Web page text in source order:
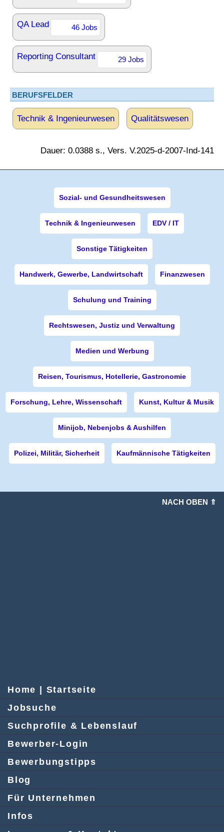
QA Lead 46 Jobs
Reporting Consultant 29 Jobs
BERUFSFELDER
Technik & Ingenieurwesen Qualitätswesen
Dauer: 0.0388 s., Vers. V.2025-d-2007-Ind-141
Sozial- und Gesundheitswesen
Technik & Ingenieurwesen EDV / IT
Sonstige Tätigkeiten
Handwerk, Gewerbe, Landwirtschaft Finanzwesen
Schulung und Training
Rechtswesen, Justiz und Verwaltung
Medien und Werbung
Reisen, Tourismus, Hotellerie, Gastronomie
Forschung, Lehre, Wissenschaft Kunst, Kultur & Musik
Minijob, Nebenjobs & Aushilfen
Polizei, Militär, Sicherheit Kaufmännische Tätigkeiten
NACH OBEN ⇑
Home | Startseite
Jobsuche
Suchprofile & Lebenslauf
Bewerber-Login
Bewerbungstipps
Blog
Für Unternehmen
Infos